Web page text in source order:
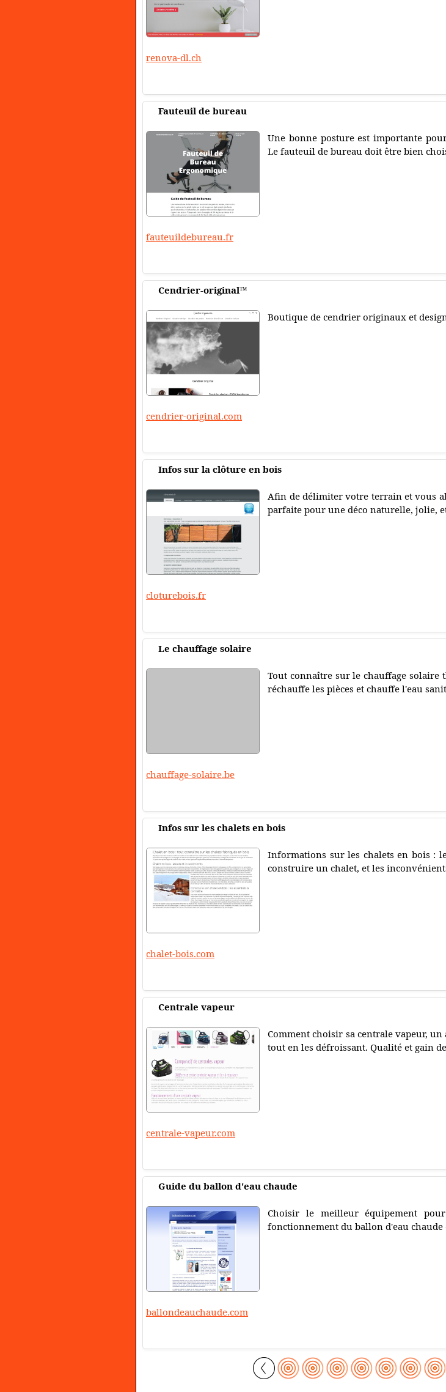
renova-dl.ch
Fauteuil de bureau
Une bonne posture est importante
Le fauteuil de bureau doit être bien
fauteuildebureau.fr
Cendrier-original™
Boutique de cendrier originaux et
cendrier-original.com
Infos sur la clôture en bois
Afin de délimiter votre terrain et vous
parfaite pour une déco naturelle, jolie,
cloturebois.fr
Le chauffage solaire
Tout connaître sur le chauffage solaire
réchauffe les pièces et chauffe l'eau
chauffage-solaire.be
Infos sur les chalets en bois
Informations sur les chalets en bois :
construire un chalet, et les
chalet-bois.com
Centrale vapeur
Comment choisir sa centrale vapeur,
tout en les défroissant. Qualité et gain
centrale-vapeur.com
Guide du ballon d'eau chaude
Choisir le meilleur équipement
fonctionnement du ballon d'eau chaude
ballondeauchaude.com